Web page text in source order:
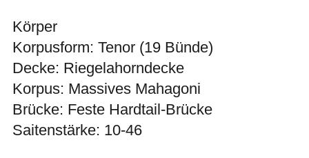
Körper
Korpusform: Tenor (19 Bünde)
Decke: Riegelahorndecke
Korpus: Massives Mahagoni
Brücke: Feste Hardtail-Brücke
Saitenstärke: 10-46